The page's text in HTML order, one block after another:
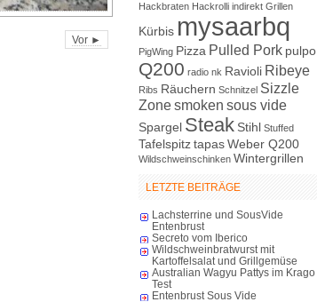
Vor ►
Hackbraten Hackrolli indirekt Grillen
Kürbis mysaarbq
PigWing Pizza Pulled Pork pulpo
Q200 radio nk Ravioli Ribeye
Ribs Räuchern Schnitzel Sizzle
Zonesmoken sous vide
Spargel Steak Stihl Stuffed
TafelspitztapasWeber Q200
Wildschweinschinken Wintergrillen
LETZTE BEITRÄGE
Lachsterrine und SousVide
Entenbrust
Secreto vom Iberico
Wildschweinbratwurst mit
Kartoffelsalat und Grillgemüse
Australian Wagyu Pattys im Krago
Test
Entenbrust Sous Vide